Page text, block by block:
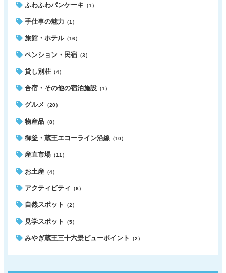
ふわふわパンケーキ （1）
手仕事の魅力 （1）
旅館・ホテル（16）
ペンション・民宿 （3）
貸し別荘 （4）
合宿・その他の宿泊施設 （1）
グルメ （20）
物産品 （8）
御釜・蔵王エコーライン沿線 （10）
産直市場（11）
お土産 （4）
アクティビティ （6）
自然スポット （2）
見学スポット （5）
みやぎ蔵王三十六景ビューポイント （2）